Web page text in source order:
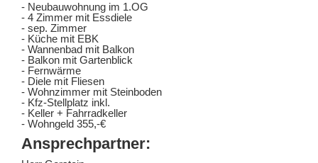
- Neubauwohnung im 1.OG
- 4 Zimmer mit Essdiele
- sep. Zimmer
- Küche mit EBK
- Wannenbad mit Balkon
- Balkon mit Gartenblick
- Fernwärme
- Diele mit Fliesen
- Wohnzimmer mit Steinboden
- Kfz-Stellplatz inkl.
- Keller + Fahrradkeller
- Wohngeld 355,-€
Ansprechpartner: